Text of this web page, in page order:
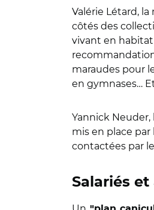
Valérie Létard,
côtés des
vivant en habitat
maraudes pour
en gymnases…
Yannick Neuder,
mis en place
contactées par
Salariés